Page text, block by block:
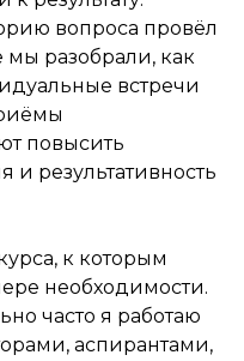
вопроса провёл
разобрали, как
встречи
повысить
результативность
к которым
необходимости.
часто я работаю
аспирантами,